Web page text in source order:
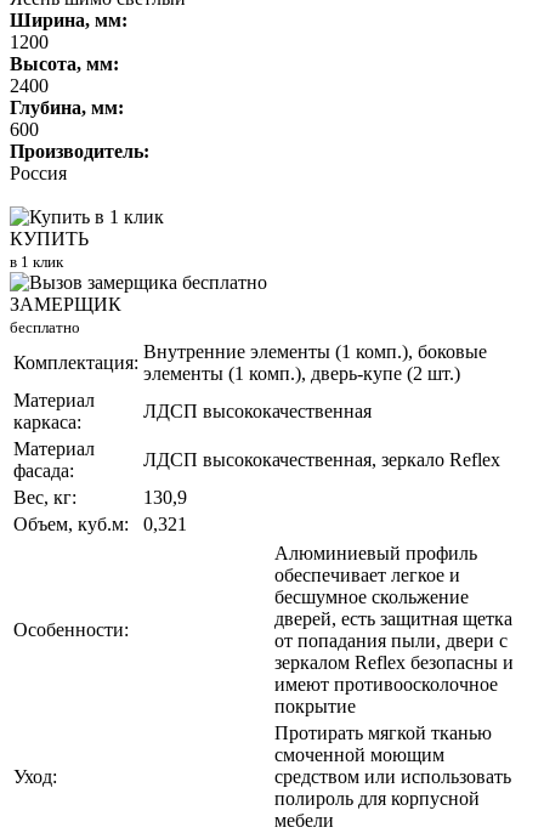
Ширина, мм:
1200
Высота, мм:
2400
Глубина, мм:
600
Производитель:
Россия
КУПИТЬ
в 1 клик
ЗАМЕРЩИК
бесплатно
Комплектация:
Внутренние элементы (1 комп.), боковые
элементы (1 комп.), дверь-купе (2 шт.)
Материал
каркаса:
ЛДСП высококачественная
Материал
фасада:
ЛДСП высококачественная, зеркало Reflex
Вес, кг:
130,9
Объем, куб.м:
0,321
Особенности:
Алюминиевый профиль
обеспечивает легкое и
бесшумное скольжение
дверей, есть защитная щетка
от попадания пыли, двери с
зеркалом Reflex безопасны и
имеют противоосколочное
покрытие
Уход:
Протирать мягкой тканью
смоченной моющим
средством или использовать
полироль для корпусной
мебели